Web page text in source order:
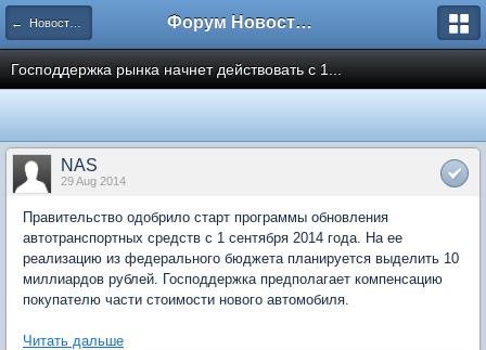
← Новости рынка недвижимости Форум Новостройки
Господдержка рынка начнет действовать с 1...
NAS
29 Aug 2014
Правительство одобрило старт программы обновления
автотранспортных средств с 1 сентября 2014 года. На ее
реализацию из федерального бюджета планируется выделить 10
миллиардов рублей. Господдержка предполагает компенсацию
покупателю части стоимости нового автомобиля.
Читать дальше